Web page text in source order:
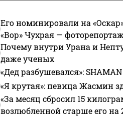
Его номинировали на
«Вор» Чухрая — фоторепортаж
Почему внутри Урана и
даже ученых
«Дед разбушевался»:
«Я крутая»: певица Жасмин
«За месяц сбросил 15
возлюбленной старше его на